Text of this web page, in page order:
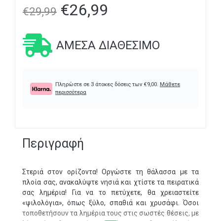
€29,99 €26,99
ΆΜΕΣΑ ΔΙΑΘΈΣΙΜΟ
Πληρώστε σε 3 άτοκες δόσεις των €9,00. Μάθετε
περισσότερα
Περιγραφή
Στεριά στον ορίζοντα! Οργώστε τη θάλασσα με τα
πλοία σας, ανακαλύψτε νησιά και χτίστε τα πειρατικά
σας λημέρια! Για να το πετύχετε, θα χρειαστείτε
«ψιλολόγια», όπως ξύλο, σπαθιά και χρυσάφι. Όσοι
τοποθετήσουν τα λημέρια τους στις σωστές θέσεις, με